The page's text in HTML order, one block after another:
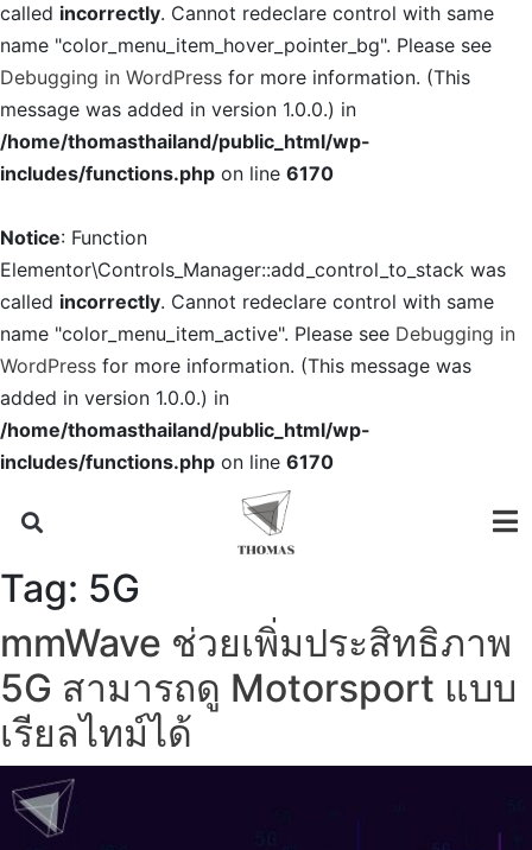
called incorrectly. Cannot redeclare control with same
name "color_menu_item_hover_pointer_bg". Please see
Debugging in WordPress for more information. (This
message was added in version 1.0.0.) in
/home/thomasthailand/public_html/wp-
includes/functions.php on line 6170
Notice: Function
Elementor\Controls_Manager::add_control_to_stack was
called incorrectly. Cannot redeclare control with same
name "color_menu_item_active". Please see Debugging in
WordPress for more information. (This message was
added in version 1.0.0.) in
/home/thomasthailand/public_html/wp-
includes/functions.php on line 6170
Tag: 5G
mmWave ช่วยเพิ่มประสิทธิภาพ
5G สามารถดู Motorsport แบบ
เรียลไทม์ได้